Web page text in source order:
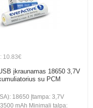
10.83€
įkraunamas 18650 3,7V
su PCM
18650 Įtampa: 3,7V
mAh Minimali talpa: